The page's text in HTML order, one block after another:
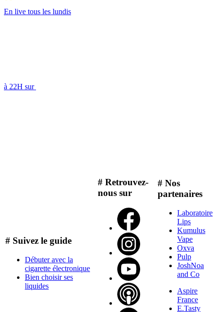
En live tous les lundis
à 22H sur
# Suivez le guide
Débuter avec la
cigarette électronique
Bien choisir ses
liquides
# Retrouvez-
nous sur
# Nos
partenaires
Laboratoire
Lips
Kumulus
Vape
Oxva
Pulp
JoshNoa
and Co
Aspire
France
E.Tasty